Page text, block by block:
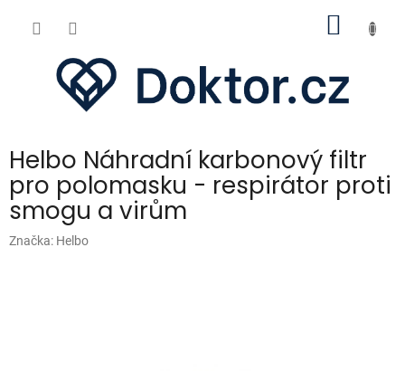
Helbo Náhradní karbonový filtr
pro polomasku - respirátor proti
smogu a virům
Značka: Helbo